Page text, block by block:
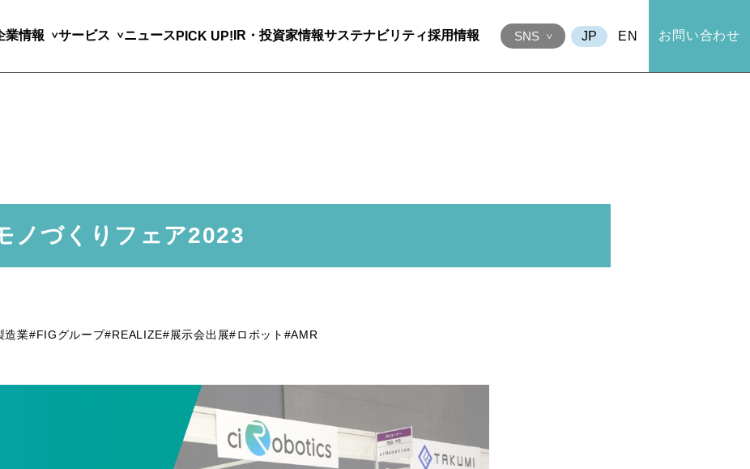
SNS EN お問い合わせ
業情報 サービス ニュース PICK UP! IR・投資家情報サステナビリティ採用情報
ノづくりフェア2023
造業#FIGグループ#REALIZE#展示会出展#ロボット #AMR